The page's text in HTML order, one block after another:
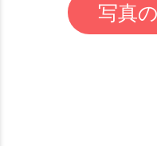
写真